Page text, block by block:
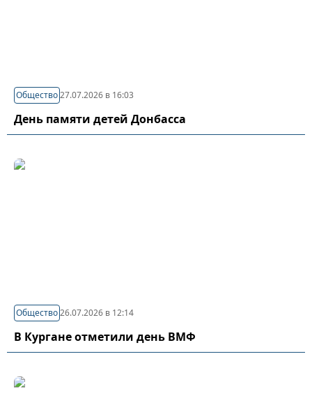
Общество27.07.2026 в 16:03
День памяти детей Донбасса
Общество26.07.2026 в 12:14
В Кургане отметили день ВМФ